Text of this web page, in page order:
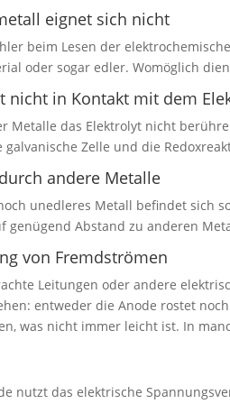
eignet sich nicht
beim Lesen der
oder sogar edler. Womöglich
nicht in Kontakt mit dem
Metalle das Elektrolyt nicht
galvanische Zelle und die
andere Metalle
unedleres Metall befindet sich
genügend Abstand zu anderen
von Fremdströmen
Leitungen oder andere
entweder die Anode rostet
was nicht immer leicht ist. In
nutzt das elektrische